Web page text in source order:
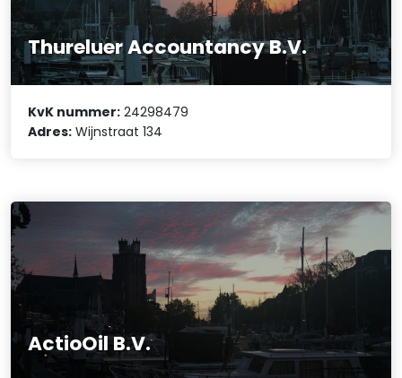
Thureluer Accountancy B.V.
KvK nummer: 24298479
Adres: Wijnstraat 134
ActioOil B.V.